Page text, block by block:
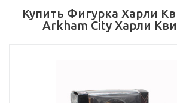
Купить Фигурка Харли
Arkham City Харли